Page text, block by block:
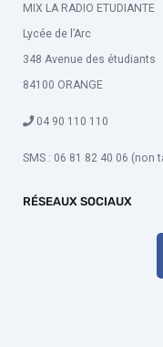
MIX LA RADIO ETUDIANTE
Lycée de l’Arc
348 Avenue des étudiants
84100 ORANGE
04 90 110 110
SMS : 06 81 82 40 06 (non
RÉSEAUX SOCIAUX